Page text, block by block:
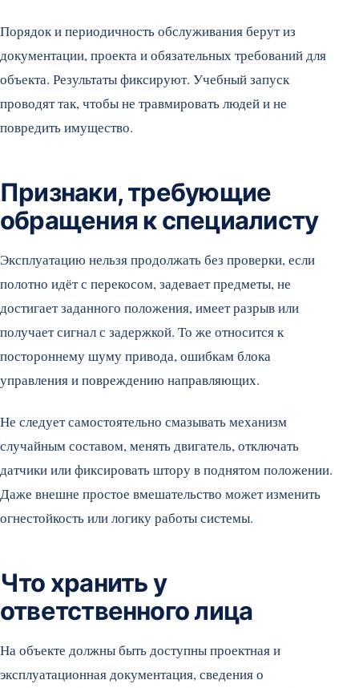
Порядок и периодичность обслуживания берут из
документации, проекта и обязательных требований для
объекта. Результаты фиксируют. Учебный запуск
проводят так, чтобы не травмировать людей и не
повредить имущество.
Признаки, требующие
обращения к специалисту
Эксплуатацию нельзя продолжать без проверки, если
полотно идёт с перекосом, задевает предметы, не
достигает заданного положения, имеет разрыв или
получает сигнал с задержкой. То же относится к
постороннему шуму привода, ошибкам блока
управления и повреждению направляющих.
Не следует самостоятельно смазывать механизм
случайным составом, менять двигатель, отключать
датчики или фиксировать штору в поднятом положении.
Даже внешне простое вмешательство может изменить
огнестойкость или логику работы системы.
Что хранить у
ответственного лица
На объекте должны быть доступны проектная и
эксплуатационная документация, сведения о